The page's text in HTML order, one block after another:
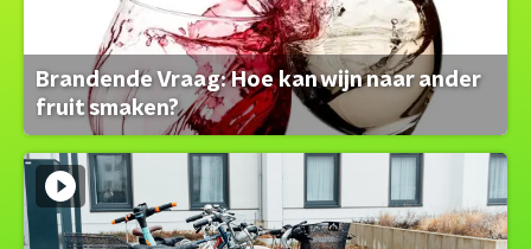
Brandende Vraag: Hoe kan wijn naar ander
fruit smaken?